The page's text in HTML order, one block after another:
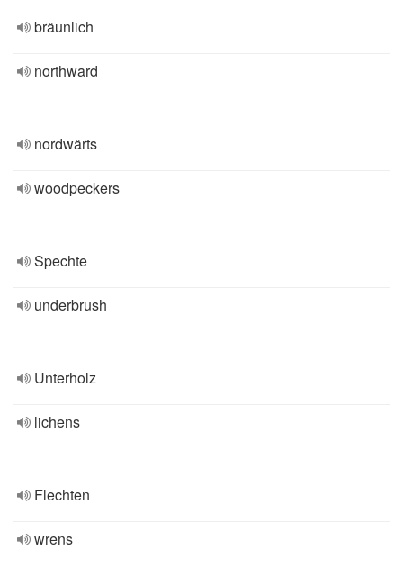
bräunlich
northward
nordwärts
woodpeckers
Spechte
underbrush
Unterholz
lichens
Flechten
wrens